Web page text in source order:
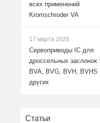
всех применений
Kromschroder VA
17 марта 2026
Сервоприводы IC для
дроссельных заслонок
BVA, BVG, BVH, BVHS
других
Статьи